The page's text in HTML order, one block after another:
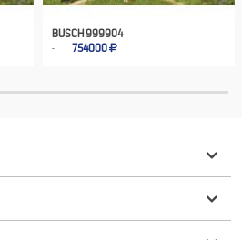
BUSCH 999904
754000